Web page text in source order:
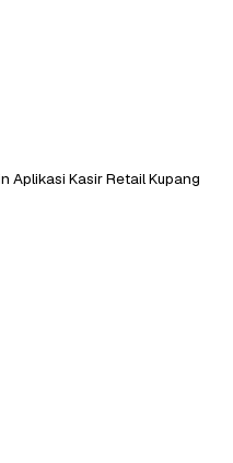
Aplikasi Kasir Retail Kupang